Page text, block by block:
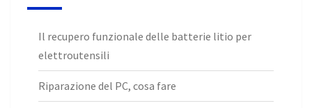
Il recupero funzionale delle batterie litio per
elettroutensili
Riparazione del PC, cosa fare